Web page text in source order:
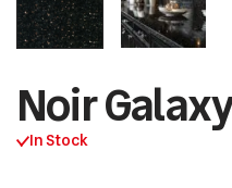
Noir
In Stock